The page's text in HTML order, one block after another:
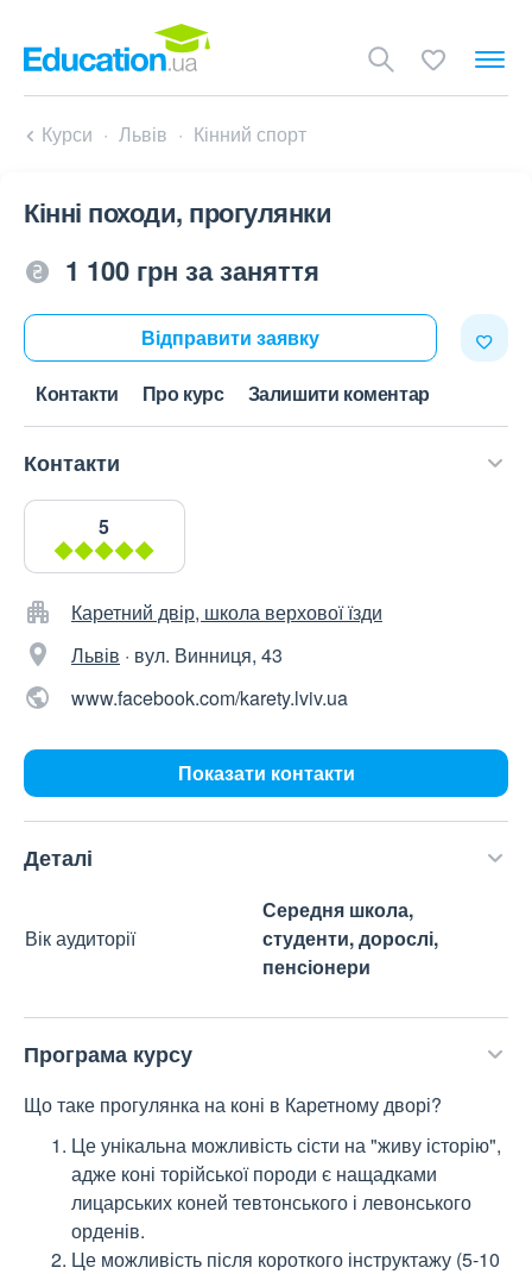
Курси Львів Кінний спорт
Кінні походи, прогулянки
1 100 грн за заняття
Відправити заявку
Контакти Про курс Залишити коментар
Контакти
5
Каретний двір, школа верхової їзди
Львів · вул. Винниця, 43
www.facebook.com/karety.lviv.ua
Показати контакти
Деталі
Вік аудиторії
Середня школа,
студенти, дорослі,
пенсіонери
Програма курсу
Що таке прогулянка на коні в Каретному дворі?
Це унікальна можливість сісти на "живу історію",
адже коні торійської породи є нащадками
лицарських коней тевтонського і левонського
орденів.
Це можливість після короткого інструктажу (5-10